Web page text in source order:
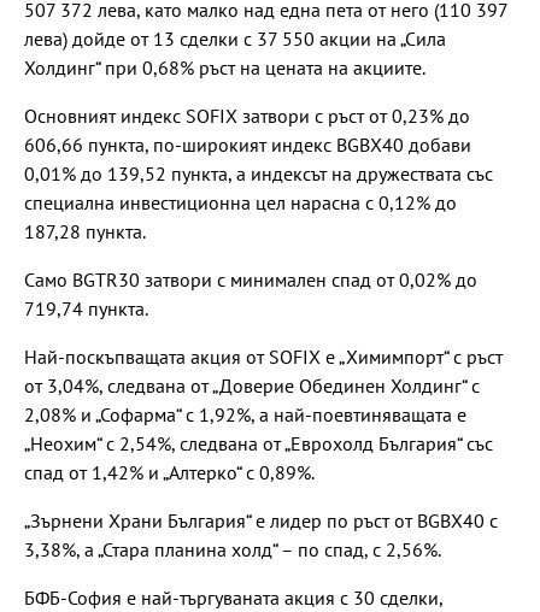
507 372 лева, като малко над една пета от него (110 397
лева) дойде от 13 сделки с 37 550 акции на „Сила
Холдинг“ при 0,68% ръст на цената на акциите.
Основният индекс SOFIX затвори с ръст от 0,23% до
606,66 пункта, по-широкият индекс BGBX40 добави
0,01% до 139,52 пункта, а индексът на дружествата със
специална инвестиционна цел нарасна с 0,12% до
187,28 пункта.
Само BGTR30 затвори с минимален спад от 0,02% до
719,74 пункта.
Най-поскъпващата акция от SOFIX е „Химимпорт“ с ръст
от 3,04%, следвана от „Доверие Обединен Холдинг“ с
2,08% и „Софарма“ с 1,92%, а най-поевтиняващата е
„Неохим“ с 2,54%, следвана от „Еврохолд България“ със
спад от 1,42% и „Алтерко“ с 0,89%.
„Зърнени Храни България“ е лидер по ръст от BGBX40 с
3,38%, а „Стара планина холд“ – по спад, с 2,56%.
БФБ-София е най-търгуваната акция с 30 сделки,